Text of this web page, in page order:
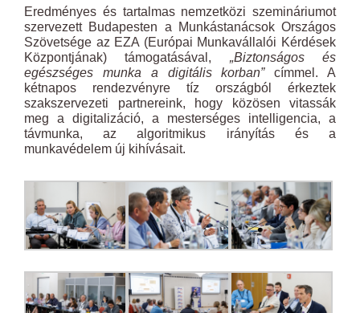
Eredményes és tartalmas nemzetközi szemináriumot
szervezett Budapesten a Munkástanácsok Országos
Szövetsége az EZA (Európai Munkavállalói Kérdések
Központjának) támogatásával, „Biztonságos és
egészséges munka a digitális korban”címmel. A
kétnapos rendezvényre tíz országból érkeztek
szakszervezeti partnereink, hogy közösen vitassák
meg a digitalizáció, a mesterséges intelligencia, a
távmunka, az algoritmikus irányítás és a
munkavédelem új kihívásait.